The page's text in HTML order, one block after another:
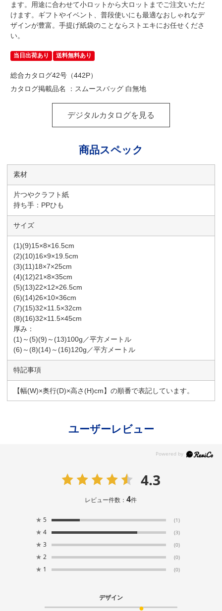
ます。用途に合わせて小ロットから大ロットまでご注文いただ
けます。ギフトやイベント、普段使いにも最適なおしゃれなデ
ザインが豊富。手提げ紙袋のことならストエキにお任せくださ
い。
当日出荷あり 送料無料あり
総合カタログ42号（442P）
カタログ掲載品名 ：スムースバッグ 白無地
デジタルカタログを見る
商品スペック
素材
片つやクラフト紙
持ち手：PPひも
サイズ
(1)(9)15×8×16.5cm
(2)(10)16×9×19.5cm
(3)(11)18×7×25cm
(4)(12)21×8×35cm
(5)(13)22×12×26.5cm
(6)(14)26×10×36cm
(7)(15)32×11.5×32cm
(8)(16)32×11.5×45cm
厚み：
(1)～(5)(9)～(13)100g／平方メートル
(6)～(8)(14)～(16)120g／平方メートル
特記事項
【幅(W)×奥行(D)×高さ(H)cm】の順番で表記しています。
ユーザーレビュー
4.3
レビュー件数：4件
★ 5 (1)
★ 4 (3)
★ 3 (0)
★ 2 (0)
★ 1 (0)
デザイン